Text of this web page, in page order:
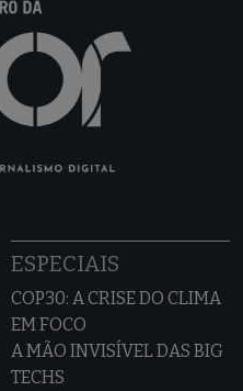
ESPECIAIS
COP30: A CRISE DO CLIMA
EM FOCO
A MÃO INVISÍVEL DAS BIG
TECHS